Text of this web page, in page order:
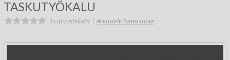
TASKUTYÖKALU
Ei arvosteluita |Arvostele tämä tuote